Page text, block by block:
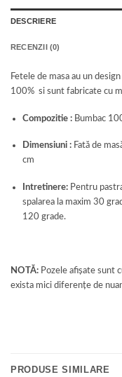
DESCRIERE
RECENZII (0)
Fetele de masa au un
100% si sunt fabricate cu
Compozitie : Bumbac
Dimensiuni : Fată de
cm
Intretinere: Pentru
spalarea la maxim 30
120 grade.
NOTĂ: Pozele afișate sunt
exista mici diferențe de
PRODUSE SIMILARE